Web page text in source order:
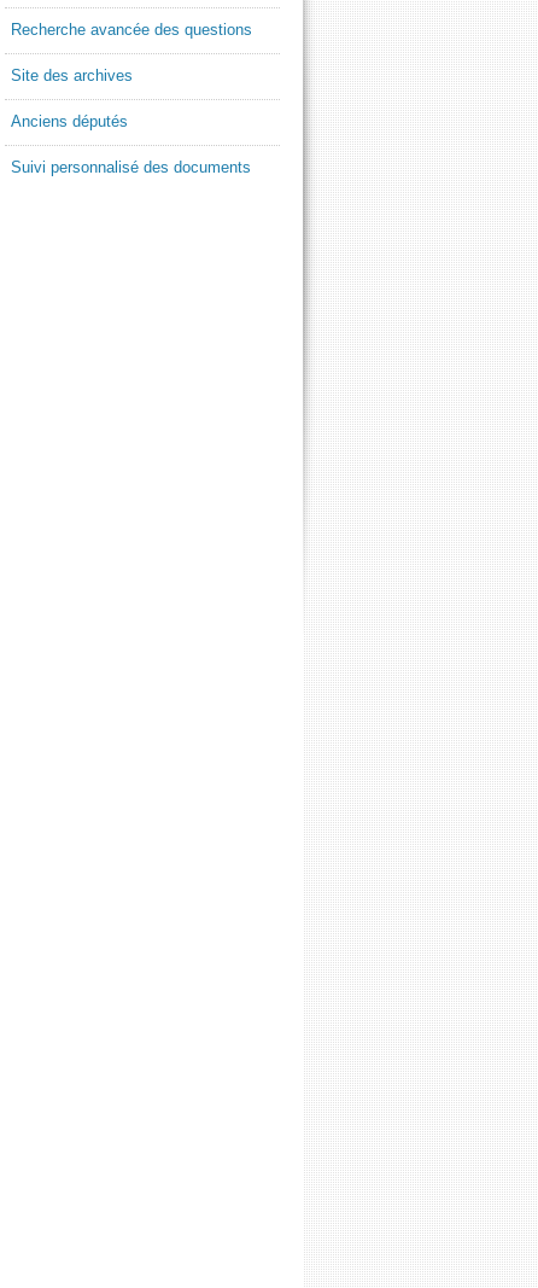
Recherche avancée des questions
Site des archives
Anciens députés
Suivi personnalisé des documents